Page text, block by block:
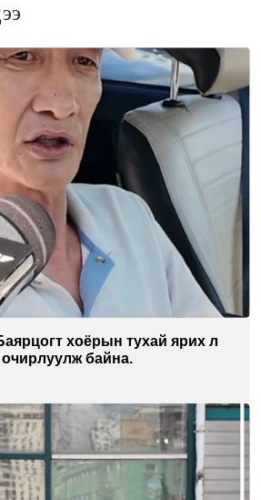
хоёрын тухай ярих л
байна.